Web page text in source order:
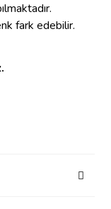
fark edebilir.